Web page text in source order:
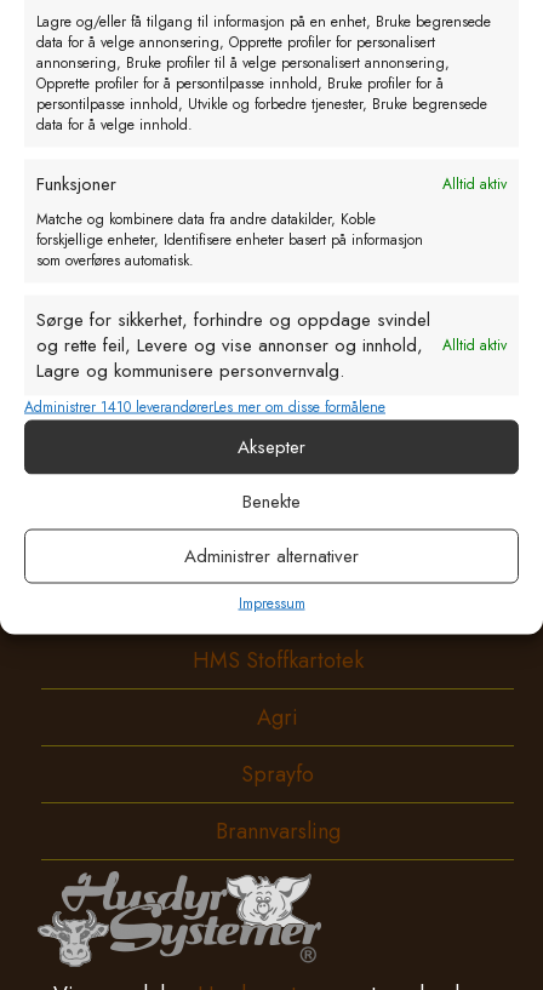
Lagre og/eller få tilgang til informasjon på en enhet, Bruke begrensede
data for å velge annonsering, Opprette profiler for personalisert
annonsering, Bruke profiler til å velge personalisert annonsering,
Opprette profiler for å persontilpasse innhold, Bruke profiler for å
persontilpasse innhold, Utvikle og forbedre tjenester, Bruke begrensede
data for å velge innhold.
Funksjoner
Alltid aktiv
Matche og kombinere data fra andre datakilder, Koble
forskjellige enheter, Identifisere enheter basert på informasjon
som overføres automatisk.
Sørge for sikkerhet, forhindre og oppdage svindel
og rette feil, Levere og vise annonser og innhold,
Lagre og kommunisere personvernvalg.
Alltid aktiv
Administrer 1410 leverandørerLes mer om disse formålene
Aksepter
Benekte
Administrer alternativer
Impressum
Kontakt
Telefonnummer
51 77 07 00
Epostadresse
post@bls-as.no
Les mer om oss på Facebook
Åpningstider
Man – fredag: 07:30 - 16:00
Lørdag: 09:00 - 13:00
Personvern
Butikken
Om oss
HMS Stoffkartotek
Agri
Sprayfo
Brannvarsling